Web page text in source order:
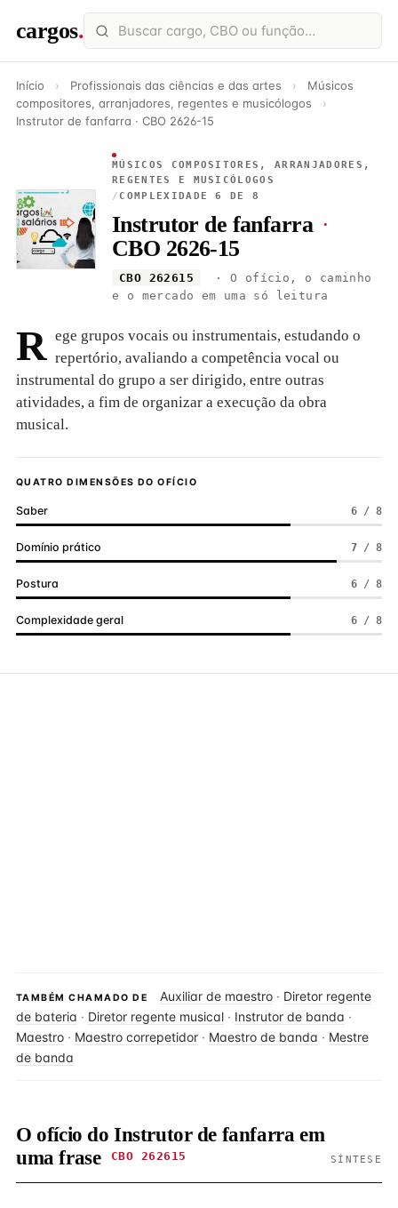
cargos.
Início › Profissionais das ciências e das artes ›
Músicos
compositores, arranjadores, regentes e musicólogos
›
Instrutor de fanfarra · CBO 2626-15
MÚSICOS COMPOSITORES, ARRANJADORES,
REGENTES E MUSICÓLOGOS
/ COMPLEXIDADE 6 DE 8
Instrutor de fanfarra ·
CBO 2626-15
CBO 262615
· O ofício, o caminho
e o mercado em uma só leitura
R ege grupos vocais ou instrumentais, estudando o
repertório, avaliando a competência vocal ou
instrumental do grupo a ser dirigido, entre outras
atividades, a fim de organizar a execução da obra
musical.
QUATRO DIMENSÕES DO OFÍCIO
Saber 6 / 8
Domínio prático 7 / 8
Postura 6 / 8
Complexidade geral 6 / 8
TAMBÉM CHAMADO DE Auxiliar de maestro · Diretor regente
de bateria · Diretor regente musical · Instrutor de banda ·
Maestro · Maestro correpetidor · Maestro de banda · Mestre
de banda
O ofício do Instrutor de fanfarra em
uma frase
CBO 262615 SÍNTESE